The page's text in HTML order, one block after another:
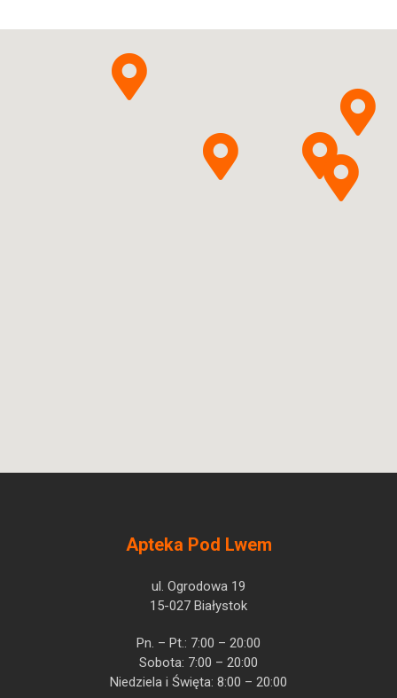
Apteka Pod Lwem
ul. Ogrodowa 19
15-027 Białystok
Pn. – Pt.: 7:00 – 20:00
Sobota: 7:00 – 20:00
Niedziela i Święta: 8:00 – 20:00